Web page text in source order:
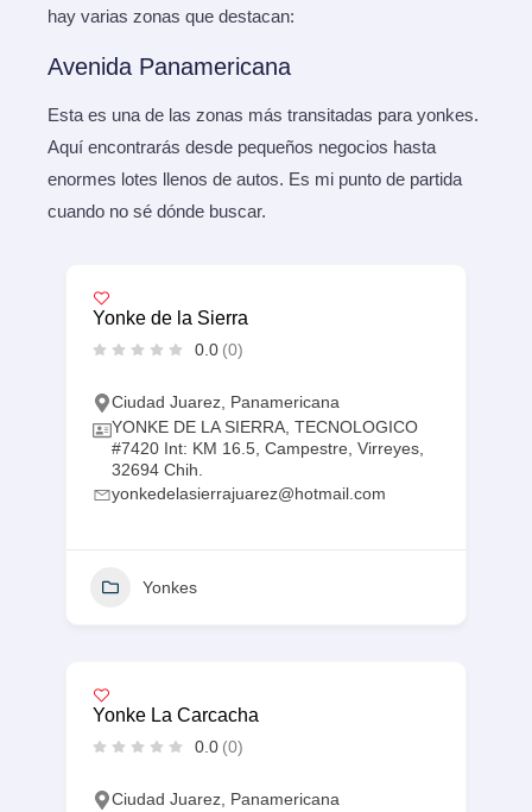
hay varias zonas que destacan:
Avenida Panamericana
Esta es una de las zonas más transitadas para yonkes.
Aquí encontrarás desde pequeños negocios hasta
enormes lotes llenos de autos. Es mi punto de partida
cuando no sé dónde buscar.
Yonke de la Sierra
0.0 (0)
Ciudad Juarez Panamericana
YONKE DE LA SIERRA, TECNOLOGICO
#7420 Int: KM 16.5, Campestre, Virreyes,
32694 Chih.
yonkedelasierrajuarez@hotmail.com
Yonkes
Yonke La Carcacha
0.0 (0)
Ciudad Juarez Panamericana